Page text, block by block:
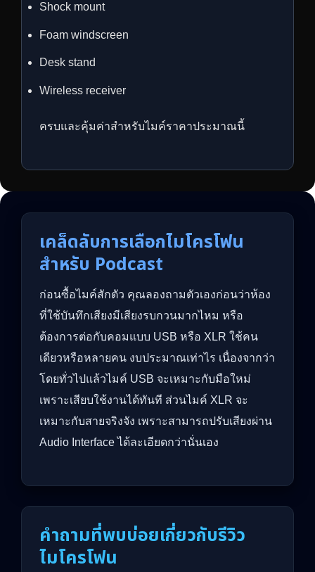
Shock mount
Foam windscreen
Desk stand
Wireless receiver
ครบและคุ้มค่าสำหรับไมค์ราคาประมาณนี้
เคล็ดลับการเลือกไมโครโฟน
สำหรับ Podcast
ก่อนซื้อไมค์สักตัว คุณลองถามตัวเองก่อนว่าห้อง
ที่ใช้บันทึกเสียงมีเสียงรบกวนมากไหม หรือ
ต้องการต่อกับคอมแบบ USB หรือ XLR ใช้คน
เดียวหรือหลายคน งบประมาณเท่าไร เนื่องจากว่า
โดยทั่วไปแล้วไมค์ USB จะเหมาะกับมือใหม่
เพราะเสียบใช้งานได้ทันที ส่วนไมค์ XLR จะ
เหมาะกับสายจริงจัง เพราะสามารถปรับเสียงผ่าน
Audio Interface ได้ละเอียดกว่านั่นเอง
คำถามที่พบบ่อยเกี่ยวกับรีวิว
ไมโครโฟน